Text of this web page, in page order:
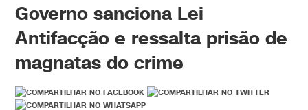
Governo sanciona Lei
Antifacção e ressalta prisão de
magnatas do crime